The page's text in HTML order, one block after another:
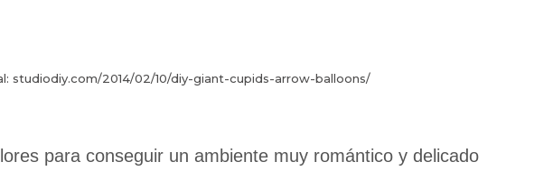
studiodiy.com/2014/02/10/diy-giant-cupids-arrow-balloons/
para conseguir un ambiente muy romántico y delicado